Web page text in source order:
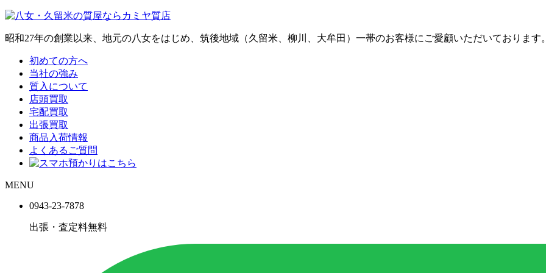
昭和27年の創業以来、地元の八女をはじめ、筑後地域（久留米、柳川、大牟田）一帯のお客様にご愛顧いただいております
初めての方へ
当社の強み
質入について
店頭買取
宅配買取
出張買取
商品入荷情報
よくあるご質問
MENU
0943-23-7878
出張・査定料無料